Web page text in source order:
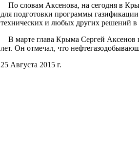
По словам Аксенова, на сегодня в
для подготовки программы
технических и любых других решений в
В марте глава Крыма Сергей Аксенов
лет. Он отмечал, что
25 Августа 2015 г.